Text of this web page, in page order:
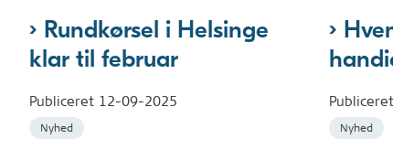
Rundkørsel i Helsinge
klar til februar
Publiceret 12-09-2025
Nyhed
Publiceret
Nyhed